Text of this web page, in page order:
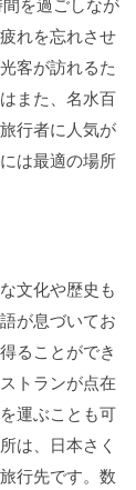
れを忘れさせ
客が訪れるた
また、名水百
行者に人気が
は最適の場所
文化や歴史も
が息づいてお
ることができ
トランが点在
運ぶことも可
は、日本さく
行先です。数